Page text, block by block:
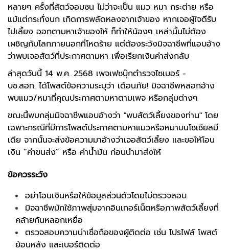
หลายๆ ครั้งที่สัตว์จอมซน ไม่ว่าจะเป็น แมว หมา กระต่าย หรือ
แม้แต่กระทั่งนก เกิดการพลัดหลงจากเจ้าของ หากเจอผู้ใจดีรับ
ไปเลี้ยง ออกตามหาเจ้าของให้ ก็ทำให้น้องๆ เหล่านั้นไม่ต้อง
เผชิญกับโลกภายนอกที่โหดร้าย แต่ต้องระวังมิจฉาชีพที่แอบอ้าง
ว่าพบเจอสัตว์ที่ประกาศตามหา เพื่อเรียกเงินค่าส่งกลับ
ล่าสุดวันนี้ 14 พ.ค. 2568 เพจเฟซบุ๊กตำรวจไซเบอร์ -
บช.สอท. ได้โพสต์ข้อความระบุว่า เตือนภัย! มิจฉาชีพหลอกอ้าง
พบแมว/หมาที่คุณประกาศตามหาตามเพจ หรือกลุ่มต่างๆ
ขณะนี้พบกลุ่มมิจฉาชีพแอบอ้างว่า "พบสัตว์เลี้ยงของท่าน" โดย
เฉพาะกรณีที่มีการโพสต์ประกาศตามหาแมวหรือหมาบนโซเชียลมี
เดีย จากนั้นจะส่งข้อความมาอ้างว่าเจอสัตว์เลี้ยง และขอให้โอน
เงิน “ค่าขนส่ง” หรือ ค่าน้ำมัน ก่อนนำมาส่งให้
ข้อควรระวัง
อย่าโอนเงินหรือให้ข้อมูลส่วนตัวโดยไม่ตรวจสอบ
มิจฉาชีพมักใช้ภาพสุ่มจากอินเทอร์เน็ตหรือภาพสัตว์เลี้ยงที่
คล้ายกันหลอกเหยื่อ
ตรวจสอบความน่าเชื่อถือของผู้ติดต่อ เช่น โปรไฟล์ โพสต์
ย้อนหลัง และเบอร์ติดต่อ